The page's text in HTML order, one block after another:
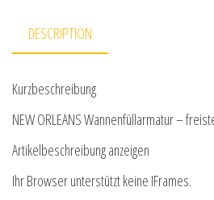
DESCRIPTION
Kurzbeschreibung
NEW ORLEANS Wannenfüllarmatur –
Artikelbeschreibung anzeigen
Ihr Browser unterstützt keine IFrames.